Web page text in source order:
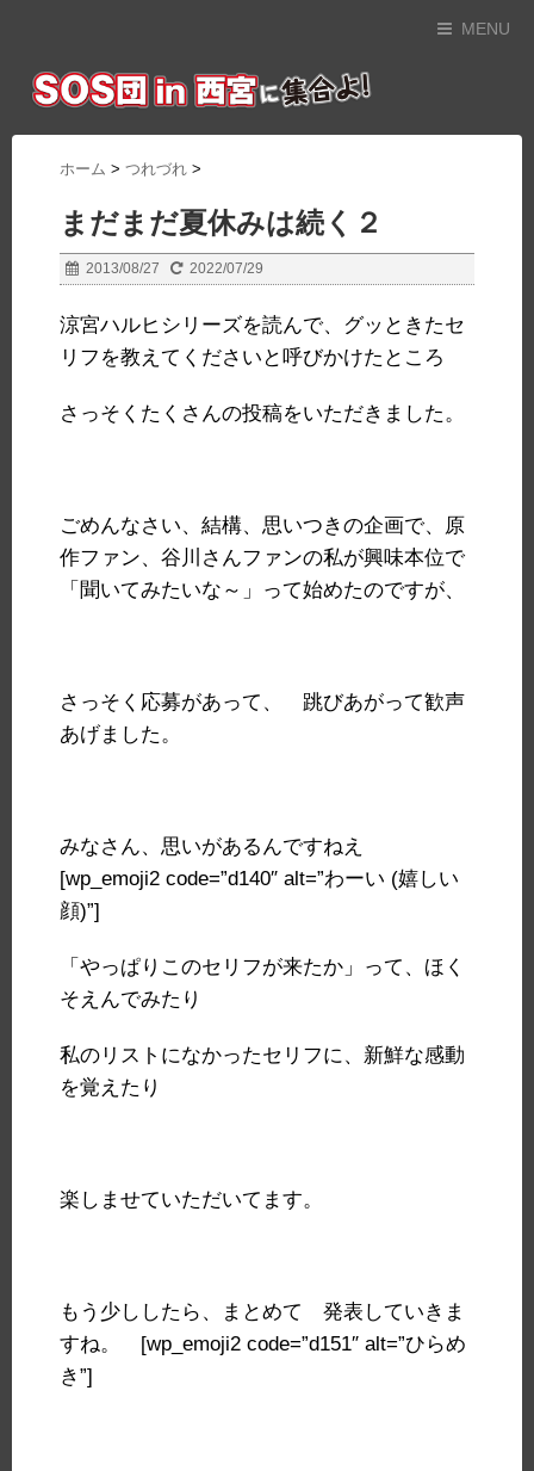
MENU
ホーム > つれづれ >
まだまだ夏休みは続く２
2013/08/27 2022/07/29
涼宮ハルヒシリーズを読んで、グッときたセ
リフを教えてくださいと呼びかけたところ
さっそくたくさんの投稿をいただきました。
ごめんなさい、結構、思いつきの企画で、原
作ファン、谷川さんファンの私が興味本位で
「聞いてみたいな～」って始めたのですが、
さっそく応募があって、 跳びあがって歓声
あげました。
みなさん、思いがあるんですねえ
[wp_emoji2 code=”d140″ alt=”わーい (嬉しい
顔)”]
「やっぱりこのセリフが来たか」って、ほく
そえんでみたり
私のリストになかったセリフに、新鮮な感動
を覚えたり
楽しませていただいてます。
もう少ししたら、まとめて 発表していきま
すね。 [wp_emoji2 code=”d151″ alt=”ひらめ
き”]